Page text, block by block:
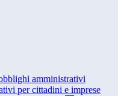
amministrativi
per cittadini e imprese